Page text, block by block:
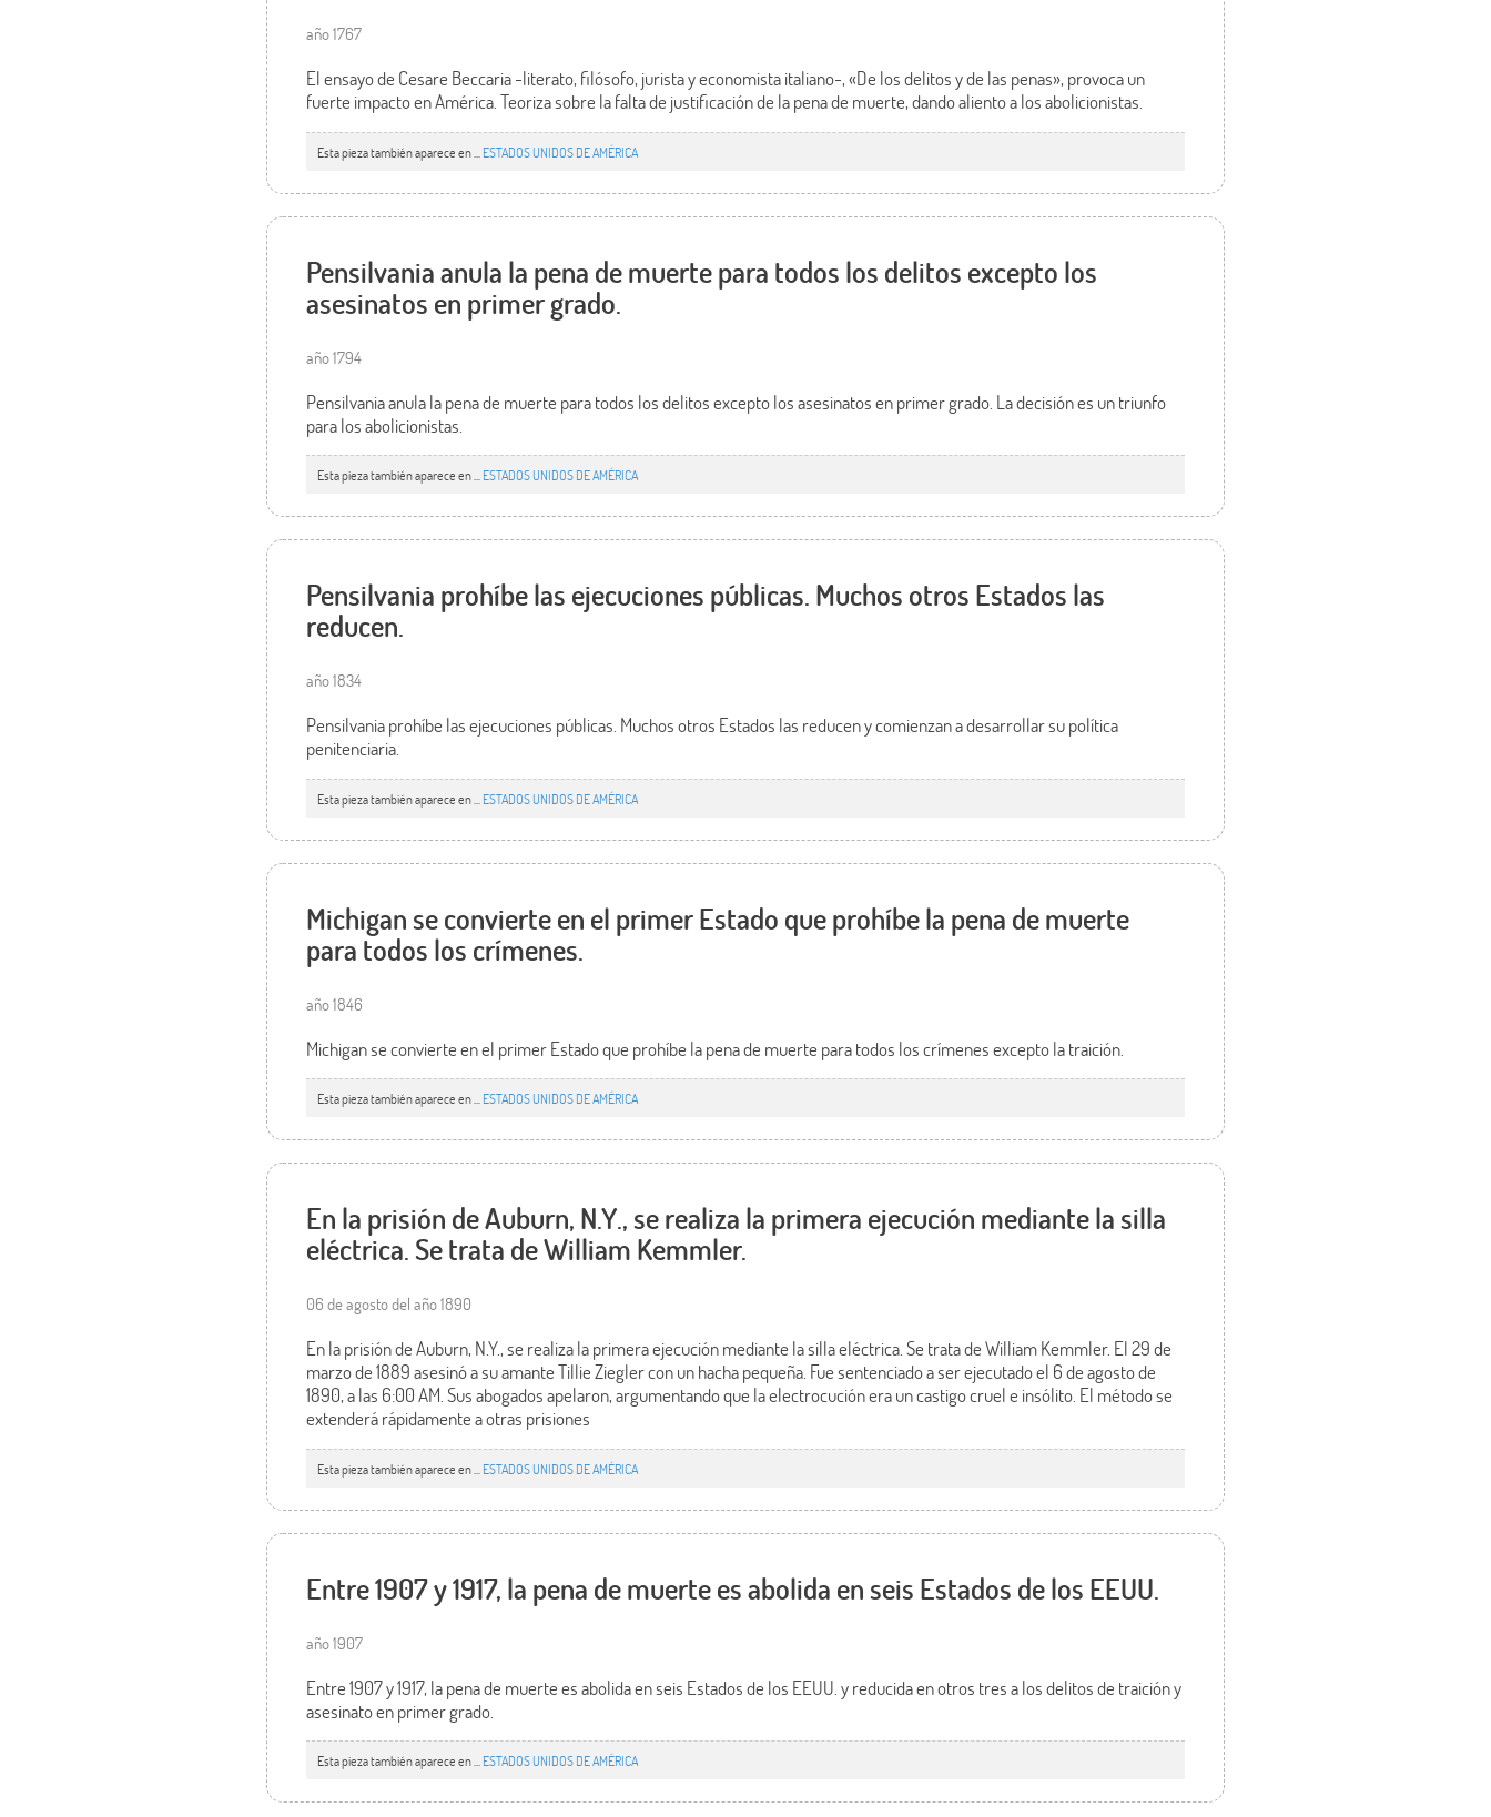
año 1767
El ensayo de Cesare Beccaria -literato, filósofo, jurista y economista italiano-, «De los delitos y de las penas», provoca un
fuerte impacto en América. Teoriza sobre la falta de justificación de la pena de muerte, dando aliento a los abolicionistas.
Esta pieza también aparece en ... ESTADOS UNIDOS DE AMÉRICA
Pensilvania anula la pena de muerte para todos los delitos excepto los
asesinatos en primer grado.
año 1794
Pensilvania anula la pena de muerte para todos los delitos excepto los asesinatos en primer grado. La decisión es un triunfo
para los abolicionistas.
Esta pieza también aparece en ...ESTADOS UNIDOS DE AMÉRICA
Pensilvania prohíbe las ejecuciones públicas. Muchos otros Estados las
reducen.
año 1834
Pensilvania prohíbe las ejecuciones públicas. Muchos otros Estados las reducen y comienzan a desarrollar su política
penitenciaria.
Esta pieza también aparece en ... ESTADOS UNIDOS DE AMÉRICA
Michigan se convierte en el primer Estado que prohíbe la pena de muerte
para todos los crímenes.
año 1846
Michigan se convierte en el primer Estado que prohíbe la pena de muerte para todos los crímenes excepto la traición.
Esta pieza también aparece en ...ESTADOS UNIDOS DE AMÉRICA
En la prisión de Auburn, N.Y., se realiza la primera ejecución mediante la silla
eléctrica. Se trata de William Kemmler.
06 de agosto del año 1890
En la prisión de Auburn, N.Y., se realiza la primera ejecución mediante la silla eléctrica. Se trata de William Kemmler. El 29 de
marzo de 1889 asesinó a su amante Tillie Ziegler con un hacha pequeña. Fue sentenciado a ser ejecutado el 6 de agosto de
1890, a las 6:00 AM. Sus abogados apelaron, argumentando que la electrocución era un castigo cruel e insólito. El método se
extenderá rápidamente a otras prisiones
Esta pieza también aparece en ... ESTADOS UNIDOS DE AMÉRICA
Entre 1907 y 1917, la pena de muerte es abolida en seis Estados de los EEUU.
año 1907
Entre 1907 y 1917, la pena de muerte es abolida en seis Estados de los EEUU. y reducida en otros tres a los delitos de traición y
asesinato en primer grado.
Esta pieza también aparece en ...ESTADOS UNIDOS DE AMÉRICA